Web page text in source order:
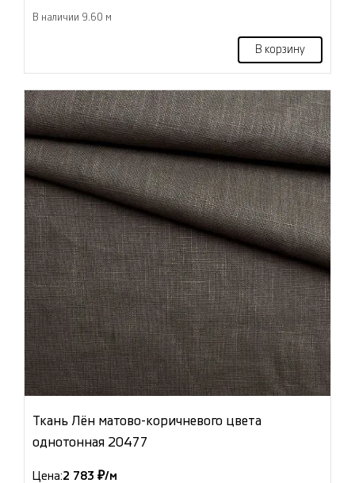
В наличии 9.60 м
В корзину
Ткань Лён матово-коричневого цвета
однотонная 20477
Цена:2 783 ₽/м